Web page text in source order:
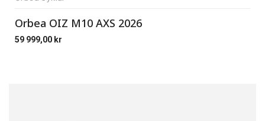
Orbea OIZ M10 AXS 2026
59 999,00 kr